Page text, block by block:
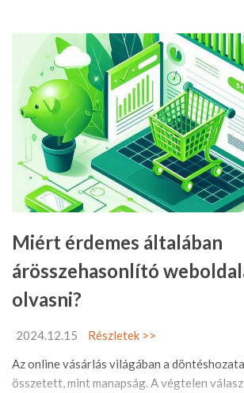
Miért érdemes általában
árösszehasonlító
olvasni?
2024.12.15
Részletek >>
Az online vásárlás világában a
összetett, mint manapság. A végtelen